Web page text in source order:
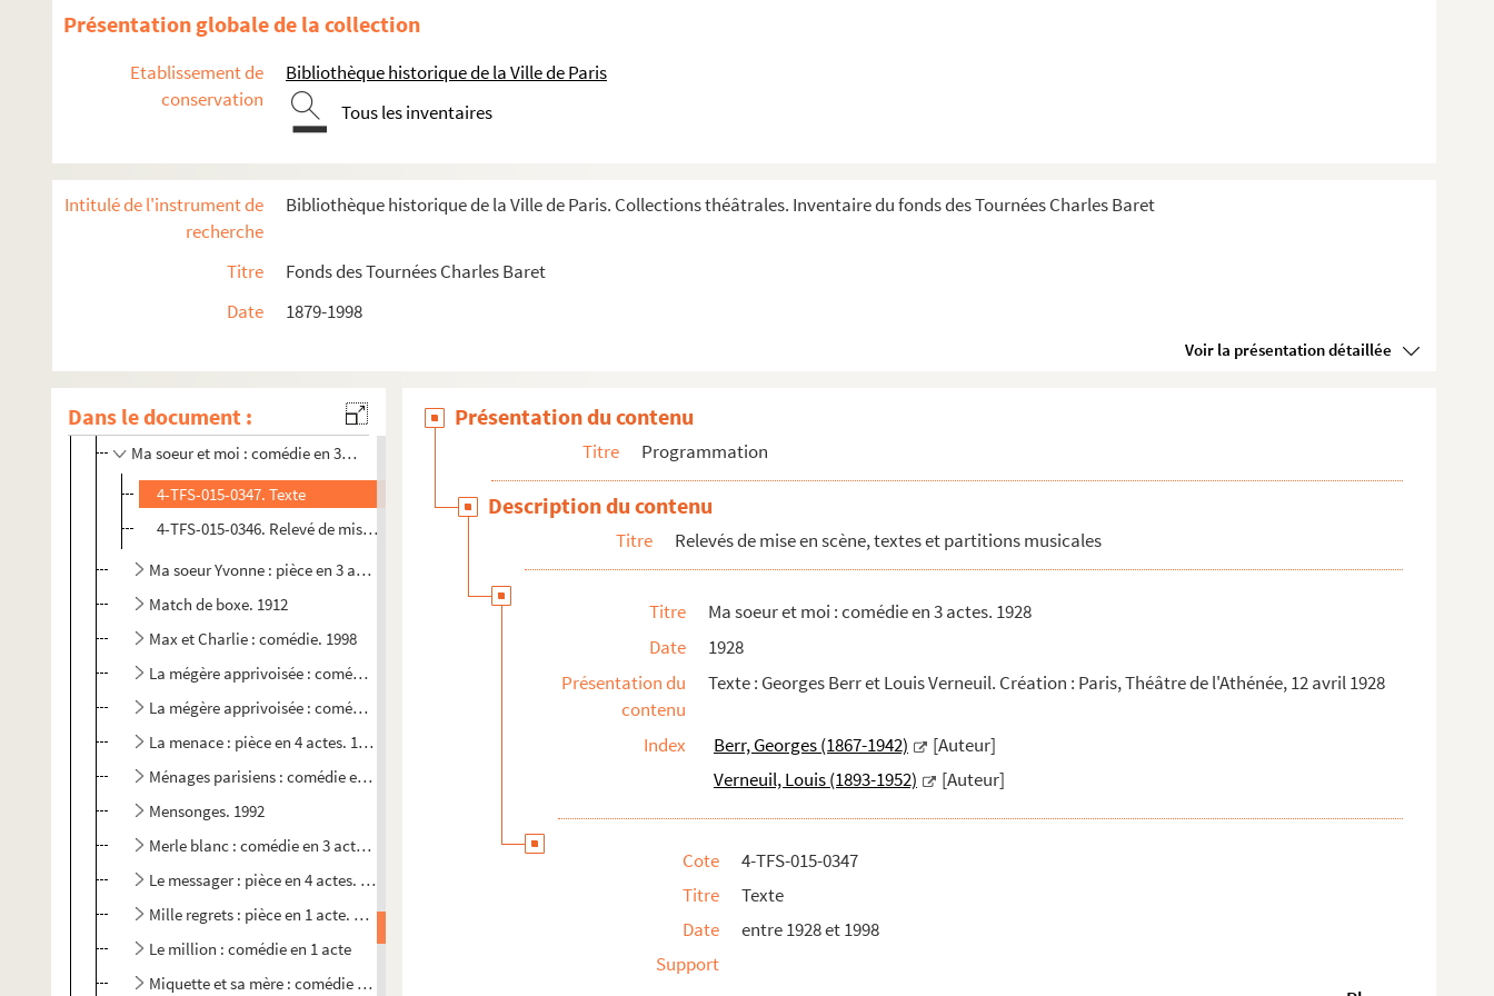
Présentation globale de la collection
Etablissement de
conservation
Bibliothèque historique de la Ville de Paris
Tous les inventaires
Intitulé de l'instrument de
recherche
Bibliothèque historique de la Ville de Paris. Collections théâtrales. Inventaire du fonds des Tournées Charles Baret
Titre
Fonds des Tournées Charles Baret
Date
1879-1998
Voir la présentation détaillée
Dans le document :
Le marchand de bonheur : comédie en 3 actes. 1910
Les marchands de gloire. 1925
La marche nuptiale. 1905
Le mari d'Aline : pièce en 3 actes. 1924
Le mari en bois : comédie en 1 acte
Mariage d'étoile : comédie en 3 actes. 1908
Les marionnettes : comédie en 4 actes. 1910
La Marjolaine : pièce en 5 actes. 1907
Le marquis de Priola. 1902
Ma soeur et moi : comédie en 3 actes. 1928
4-TFS-015-0347. Texte
4-TFS-015-0346. Relevé de mise en scène
Ma soeur Yvonne : pièce en 3 actes. 1952
Match de boxe. 1912
Max et Charlie : comédie. 1998
La mégère apprivoisée : comédie en 3 actes. 1919
La mégère apprivoisée : comédie en 4 actes
La menace : pièce en 4 actes. 1925
Ménages parisiens : comédie en 3 actes. 1890
Mensonges. 1992
Merle blanc : comédie en 3 actes. 1929
Le messager : pièce en 4 actes. 1933
Mille regrets : pièce en 1 acte. 1903
Le million : comédie en 1 acte
Miquette et sa mère : comédie en 3 actes. 1906
Présentation du contenu
Titre Programmation
Description du contenu
Titre Relevés de mise en scène, textes et partitions musicales
Titre
Ma soeur et moi : comédie en 3 actes. 1928
Date
1928
Présentation du
contenu
Texte : Georges Berr et Louis Verneuil. Création : Paris, Théâtre de l'Athénée, 12 avril 1928
Index Berr, Georges (1867-1942)
[Auteur]
Verneuil, Louis (1893-1952)
[Auteur]
Cote
4-TFS-015-0347
Titre
Texte
Date
entre 1928 et 1998
Support